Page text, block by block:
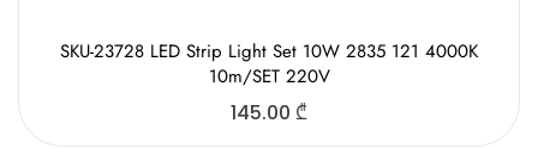
SKU-23728 LED Strip Light Set 10W 2835 121 4000K
10m/SET 220V
145.00 ₾